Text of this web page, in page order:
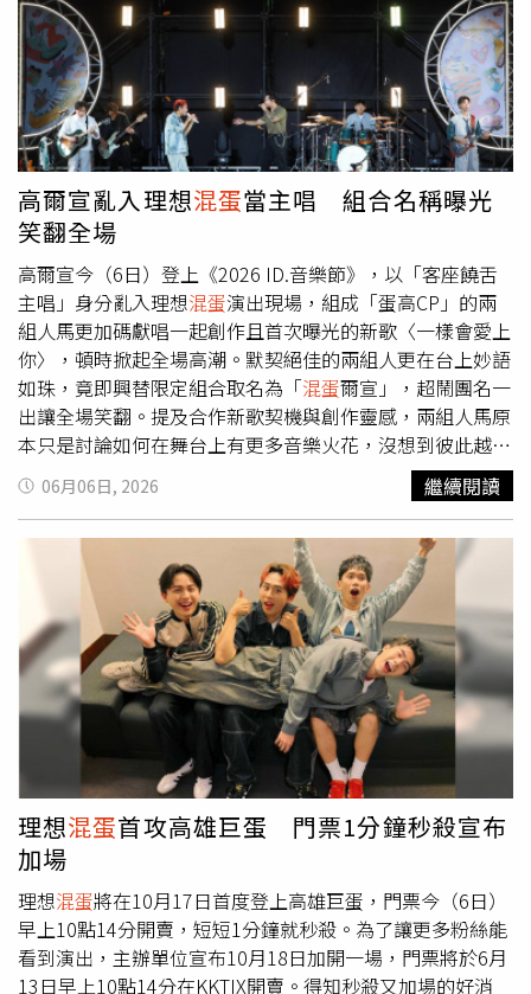
絕對不能靠近。起初，歐姆對此不以為意，但當旅館接連出
現離奇失蹤事件，他也逐漸產生詭異幻覺，彷彿那個傳說正
滲入他的思緒，將他一步步拖入潛伏著超自然能量的噩夢深
淵…。驚悚懼獻《陰魂旅社》即將在本週三（17日）於台灣
驚駭獻映。只要購買本片第一週（6/17-6/25）期間場次電
影票乙張，即可憑電影票從6/17（三）起，至原購票影城兌
換領取「電影主視覺版」A3原文海報乙張，數量有限，送完
為止。中文版正式預告：
https://www.youtube.com/watch?v=Kokyu3J-aKk亞當史
考特透露在閱讀《陰魂旅社》劇本時，被片中各種恐怖歷程
給嚇到坐立難安。（圖／采昌提供）
高爾宣亂入理想混蛋當主唱 組合名稱曝光
笑翻全場
高爾宣今（6日）登上《2026 ID.音樂節》，以「客座饒舌
主唱」身分亂入理想混蛋演出現場，組成「蛋高CP」的兩
組人馬更加碼獻唱一起創作且首次曝光的新歌〈一樣會愛上
你〉，頓時掀起全場高潮。默契絕佳的兩組人更在台上妙語
如珠，竟即興替限定組合取名為「混蛋爾宣」，超鬧團名一
出讓全場笑翻。提及合作新歌契機與創作靈感，兩組人馬原
本只是討論如何在舞台上有更多音樂火花，沒想到彼此越聊
越投機，索性一起寫新歌送給歌迷將共演舞台升級。其中理
想 混蛋的鼓手可沛透露新歌靈感其實來自於高爾宣「情歌王
子」的形象，「有爾宣擅長的抒情饒舌，搭配雞丁修編歌
詞，把不顧一切都在要在一起的決心唱進心坎！」即將迎來
29歲生日的高爾宣，打算低調度過這個「逢九之年」，笑
說：「能跟全家人一起吃飯，就是最棒的生日禮物！」而這
也是在兒子出生後，首度迎來一家四口共同慶生的重要時
刻，高爾宣有感而發地提前發表「三十而立宣言」，表示：
「展望自己的三十歲，希望能慢慢把重心放到幕後，除了扶
持身邊更多後進好友成長，也希望把更多時間留給家人。」
高爾宣與理想
即興替限定組合取名為「
爾宣」。
（圖／讀者提供）將於十月首次唱進高雄巨蛋的理想混蛋
近期除了練團及籌備前置事宜外，團員們也忙裡偷閒了享受
各自的「ME TIME」時光，鼓手可沛笑說自己的快樂其實很
簡單，「一邊吃藍莓、一邊看《進擊的巨人》，平凡卻超療
癒。」吉他手建廷則靠「滑 Threads」抒壓，還不忘現場與
「小混蛋」們分享自己「諧音梗重度愛好者」本色，笑說：
「最近看到一句『民以十為ten，欲素則Buddha』讓我發現
諧音梗無極限！笑到讓我對未來充滿希望！」貝斯手阿哲則
06月06日, 2026 繼續閱讀
理想混蛋首攻高雄巨蛋 門票1分鐘秒殺宣布
加場
理想混蛋將在10月17日首度登上高雄巨蛋，門票今（6日）
早上10點14分開賣，短短1分鐘就秒殺。為了讓更多粉絲能
看到演出，主辦單位宣布10月18日加開一場，門票將於6月
13日早上10點14分在KKTIX開賣。得知秒殺又加場的好消